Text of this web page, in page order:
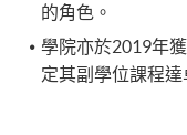
的角色。
學院亦於2019年
定其副學位課程達